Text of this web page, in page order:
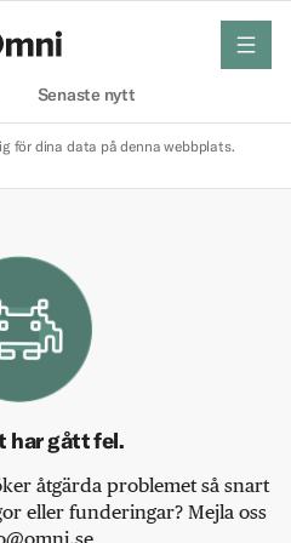
Senaste nytt
meny
för dina data på denna webbplats.
har gått fel.
åtgärda problemet så snart
eller funderingar? Mejla oss